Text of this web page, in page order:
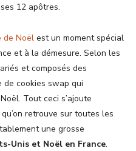
12 apôtres.
de Noël est un moment spécial
et à la démesure. Selon les
et composés des
de cookies swap qui
Tout ceci s’ajoute
retrouve sur toutes les
une grosse
Unis et Noël en France.